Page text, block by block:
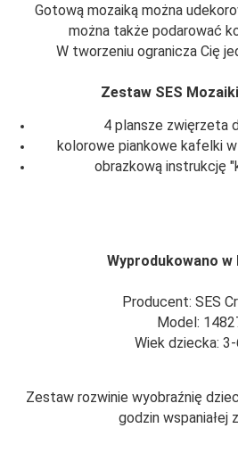
Gotową mozaiką można
można także podarować
W tworzeniu ogranicza Cię
Zestaw SES
4 plansze zwięrzeta
kolorowe piankowe kafelki
obrazkową instrukcję
Wyprodukowano w
Producent: SES
Model:
Wiek dziecka:
Zestaw rozwinie wyobraźnię
godzin wspaniałej